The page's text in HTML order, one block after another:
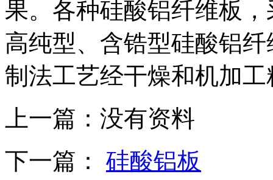
果。各种硅酸铝纤维板
高纯型、含锆型硅酸铝
制法工艺经干燥和机加
上一篇： 没有资料
下一篇： 硅酸铝板